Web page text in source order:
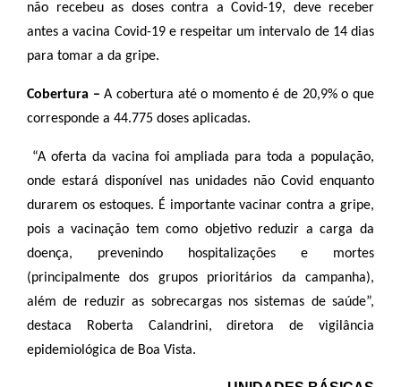
não recebeu as doses contra a Covid-19, deve receber
antes a vacina Covid-19 e respeitar um intervalo de 14 dias
para tomar a da gripe.
Cobertura –A cobertura até o momento é de 20,9% o que
corresponde a 44.775 doses aplicadas.
“A oferta da vacina foi ampliada para toda a população,
onde estará disponível nas unidades não Covid enquanto
durarem os estoques. É importante vacinar contra a gripe,
pois a vacinação tem como objetivo reduzir a carga da
doença, prevenindo hospitalizações e mortes
(principalmente dos grupos prioritários da campanha),
além de reduzir as sobrecargas nos sistemas de saúde”,
destaca Roberta Calandrini, diretora de vigilância
epidemiológica de Boa Vista.